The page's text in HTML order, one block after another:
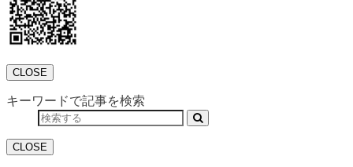
CLOSE
キーワードで記事を検索
CLOSE